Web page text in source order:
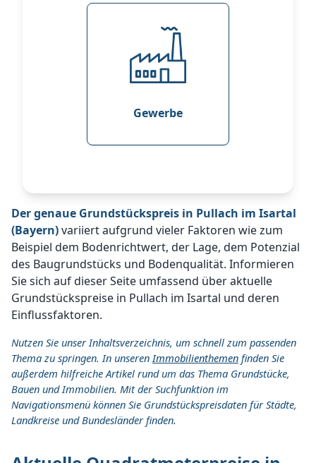
Gewerbe
Der genaue Grundstückspreis in Pullach im Isartal
(Bayern)variiert aufgrund vieler Faktoren wie zum
Beispiel dem Bodenrichtwert, der Lage, dem Potenzial
des Baugrundstücks und Bodenqualität. Informieren
Sie sich auf dieser Seite umfassend über aktuelle
Grundstückspreise in Pullach im Isartal und deren
Einflussfaktoren.
Nutzen Sie unser Inhaltsverzeichnis, um schnell zum passenden
Thema zu springen. In unserenImmobilienthemen finden Sie
außerdem hilfreiche Artikel rund um das Thema Grundstücke,
Bauen und Immobilien. Mit der Suchfunktion im
Navigationsmenü können Sie Grundstückspreisdaten für Städte,
Landkreise und Bundesländer finden.